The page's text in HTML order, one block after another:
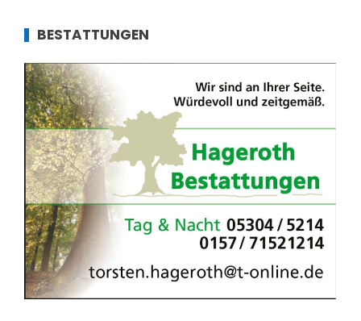
BESTATTUNGEN